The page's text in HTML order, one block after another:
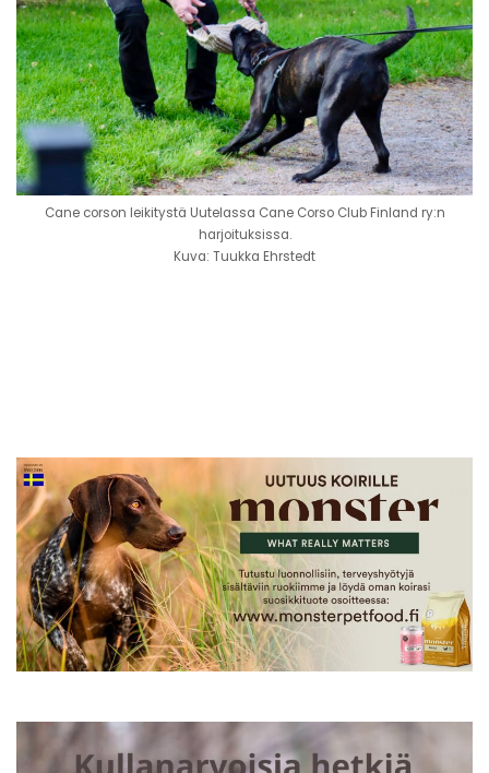
Cane corson leikitystä Uutelassa Cane Corso Club Finland ry:n
harjoituksissa.
Kuva: Tuukka Ehrstedt